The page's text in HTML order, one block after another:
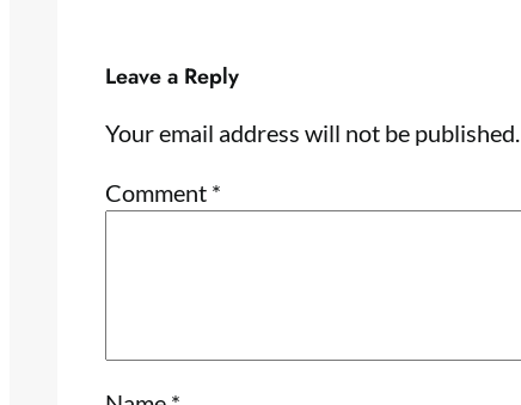
Leave a Reply
Your email address will not be published.
Comment *